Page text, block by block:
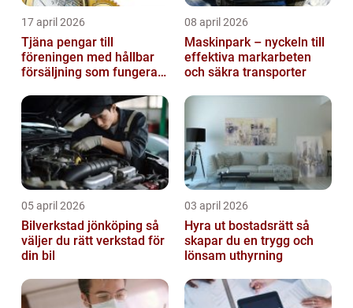
17 april 2026
Tjäna pengar till
föreningen med hållbar
försäljning som fungerar
08 april 2026
Maskinpark – nyckeln till
effektiva markarbeten
och säkra transporter
05 april 2026
Bilverkstad jönköping så
väljer du rätt verkstad för
din bil
03 april 2026
Hyra ut bostadsrätt så
skapar du en trygg och
lönsam uthyrning